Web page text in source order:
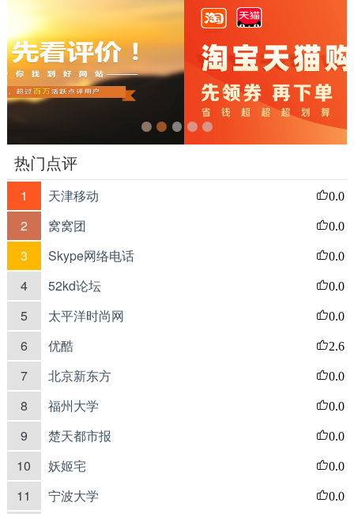
热门点评
1 天津移动 0.0
2 窝窝团 0.0
3 Skype网络电话 0.0
4 52kd论坛 0.0
5 太平洋时尚网 0.0
6 优酷 2.6
7 北京新东方 0.0
8 福州大学 0.0
9 楚天都市报 0.0
10 妖姬宅 0.0
11 宁波大学 0.0